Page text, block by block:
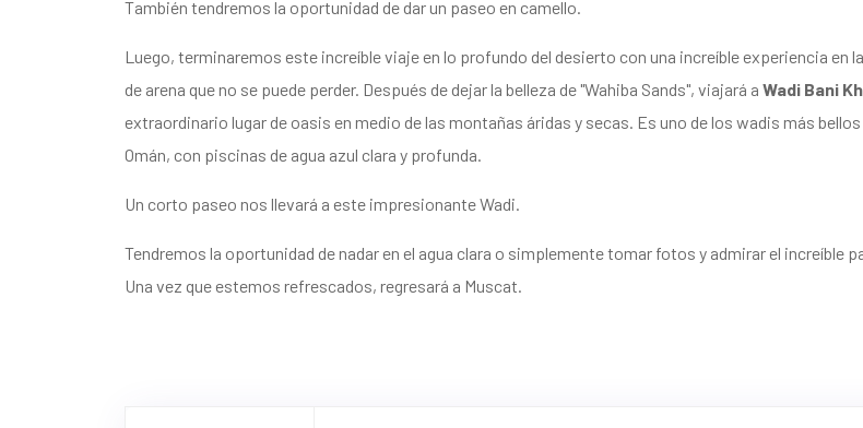
También tendremos la oportunidad de dar un paseo en camello.
Luego, terminaremos este increíble viaje en lo profundo del desierto con una increíble experiencia en
de arena que no se puede perder. Después de dejar la belleza de "Wahiba Sands", viajará a Wadi Bani
extraordinario lugar de oasis en medio de las montañas áridas y secas. Es uno de los wadis más bellos
Omán, con piscinas de agua azul clara y profunda.
Un corto paseo nos llevará a este impresionante Wadi.
Tendremos la oportunidad de nadar en el agua clara o simplemente tomar fotos y admirar el increíble
Una vez que estemos refrescados, regresará a Muscat.